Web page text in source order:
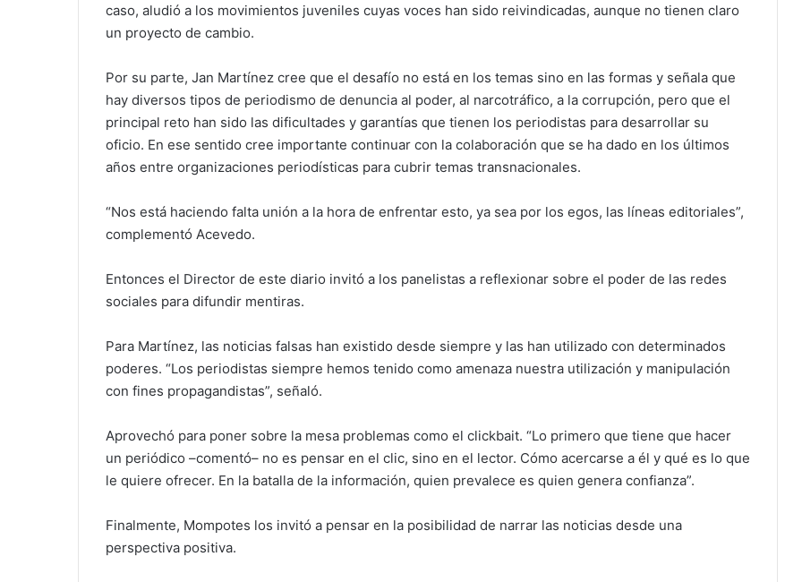
caso, aludió a los movimientos juveniles cuyas voces han sido reivindicadas, aunque no tienen claro
un proyecto de cambio.
Por su parte, Jan Martínez cree que el desafío no está en los temas sino en las formas y señala que
hay diversos tipos de periodismo de denuncia al poder, al narcotráfico, a la corrupción, pero que el
principal reto han sido las dificultades y garantías que tienen los periodistas para desarrollar su
oficio. En ese sentido cree importante continuar con la colaboración que se ha dado en los últimos
años entre organizaciones periodísticas para cubrir temas transnacionales.
“Nos está haciendo falta unión a la hora de enfrentar esto, ya sea por los egos, las líneas editoriales”,
complementó Acevedo.
Entonces el Director de este diario invitó a los panelistas a reflexionar sobre el poder de las redes
sociales para difundir mentiras.
Para Martínez, las noticias falsas han existido desde siempre y las han utilizado con determinados
poderes. “Los periodistas siempre hemos tenido como amenaza nuestra utilización y manipulación
con fines propagandistas”, señaló.
Aprovechó para poner sobre la mesa problemas como el clickbait. “Lo primero que tiene que hacer
un periódico –comentó– no es pensar en el clic, sino en el lector. Cómo acercarse a él y qué es lo que
le quiere ofrecer. En la batalla de la información, quien prevalece es quien genera confianza”.
Finalmente, Mompotes los invitó a pensar en la posibilidad de narrar las noticias desde una
perspectiva positiva.